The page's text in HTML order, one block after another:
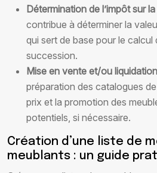
Détermination de l’impôt sur
contribue à déterminer la
qui sert de base pour le calcul
succession.
Mise en vente et/ou
préparation des catalogues
prix et la promotion des
potentiels, si nécessaire.
Création d’une liste de
meublants : un guide